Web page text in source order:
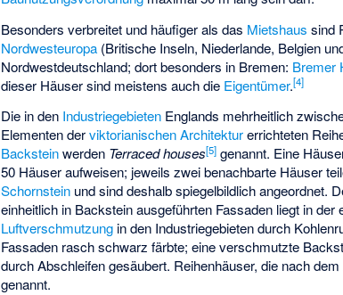
Besonders verbreitet und häufiger als das Mietshaus sind
Nordwesteuropa (Britische Inseln, Niederlande, Belgien
Nordwestdeutschland; dort besonders in Bremen: Bremer
dieser Häuser sind meistens auch die Eigentümer.[4]
Die in den Industriegebieten Englands mehrheitlich
Elementen derviktorianischen Architekturerrichteten
Backsteinwerden Terraced houses[5] genannt. Eine
50 Häuser aufweisen; jeweils zwei benachbarte Häuser
Schornstein und sind deshalb spiegelbildlich angeordnet.
einheitlich in Backstein ausgeführten Fassaden liegt in der
Luftverschmutzung in den Industriegebieten durch
Fassaden rasch schwarz färbte; eine verschmutzte
durch Abschleifen gesäubert. Reihenhäuser, die nach dem
genannt.